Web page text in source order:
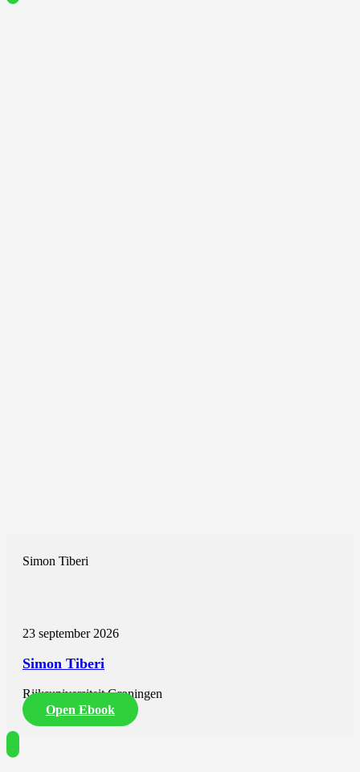
Simon Tiberi
23 september 2026
Simon Tiberi
Rijksuniversiteit Groningen
Open Ebook